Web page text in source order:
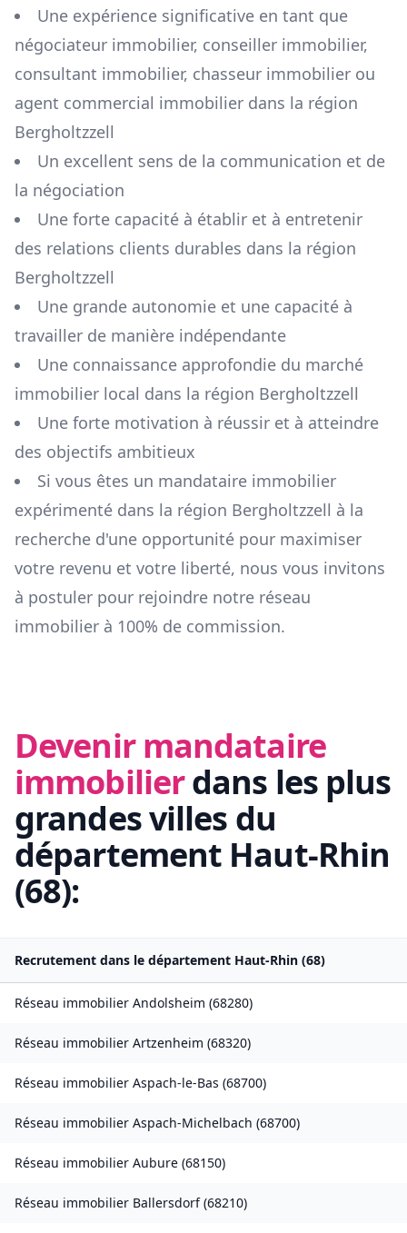
Une expérience significative en tant que
négociateur immobilier, conseiller immobilier,
consultant immobilier, chasseur immobilier ou
agent commercial immobilier dans la région
Bergholtzzell
Un excellent sens de la communication et de
la négociation
Une forte capacité à établir et à entretenir
des relations clients durables dans la région
Bergholtzzell
Une grande autonomie et une capacité à
travailler de manière indépendante
Une connaissance approfondie du marché
immobilier local dans la région Bergholtzzell
Une forte motivation à réussir et à atteindre
des objectifs ambitieux
Si vous êtes un mandataire immobilier
expérimenté dans la région Bergholtzzell à la
recherche d'une opportunité pour maximiser
votre revenu et votre liberté, nous vous invitons
à postuler pour rejoindre notre réseau
immobilier à 100% de commission.
Devenir mandataire
immobilierdans les plus
grandes villes du
département Haut-Rhin
(68):
Recrutement dans le département Haut-Rhin (68)
Réseau immobilier Andolsheim (68280)
Réseau immobilier Artzenheim (68320)
Réseau immobilier Aspach-le-Bas (68700)
Réseau immobilier Aspach-Michelbach (68700)
Réseau immobilier Aubure (68150)
Réseau immobilier Ballersdorf(68210)